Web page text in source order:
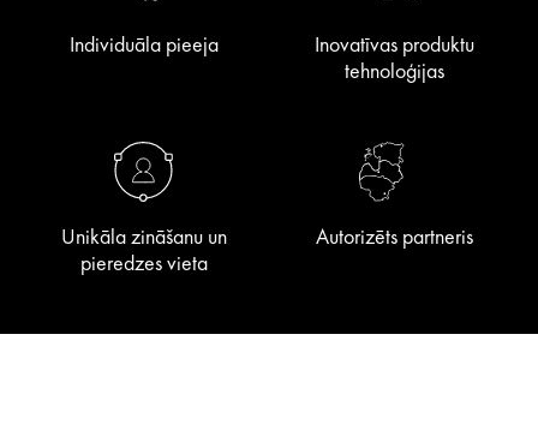
Individuāla pieeja
Inovatīvas produktu
tehnoloģijas
Unikāla zināšanu un
pieredzes vieta
Autorizēts partneris